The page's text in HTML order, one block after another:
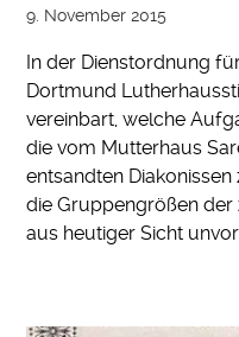
9. November 2015
In der Dienstordnung
Dortmund
vereinbart, welche
die vom Mutterhaus
entsandten
die Gruppengrößen der
aus heutiger Sicht